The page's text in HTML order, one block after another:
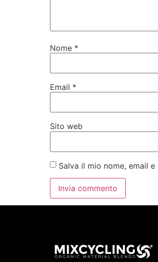
Nome *
Email *
Sito web
Salva il mio nome, email